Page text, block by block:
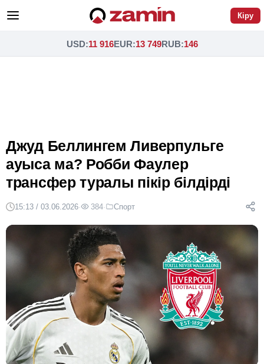
Кіру
USD:11 916EUR:13 749RUB:146
Джуд Беллингем Ливерпульге
ауыса ма? Робби Фаулер
трансфер туралы пікір білдірді
15:13 / 03.06.2026· 384· Спорт